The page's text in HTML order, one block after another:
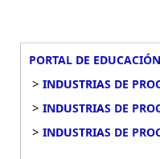
PORTAL DE EDUCACIÓN
> INDUSTRIAS DE
> INDUSTRIAS DE
> INDUSTRIAS DE